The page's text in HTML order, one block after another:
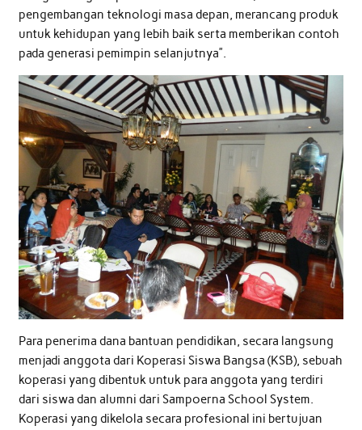
pengembangan teknologi masa depan, merancang produk
untuk kehidupan yang lebih baik serta memberikan contoh
pada generasi pemimpin selanjutnya”.
Para penerima dana bantuan pendidikan, secara langsung
menjadi anggota dari Koperasi Siswa Bangsa (KSB), sebuah
koperasi yang dibentuk untuk para anggota yang terdiri
dari siswa dan alumni dari Sampoerna School System.
Koperasi yang dikelola secara profesional ini bertujuan